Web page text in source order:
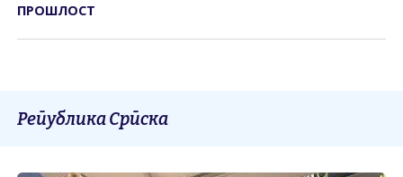
ПРОШЛОСТ
Република Српска